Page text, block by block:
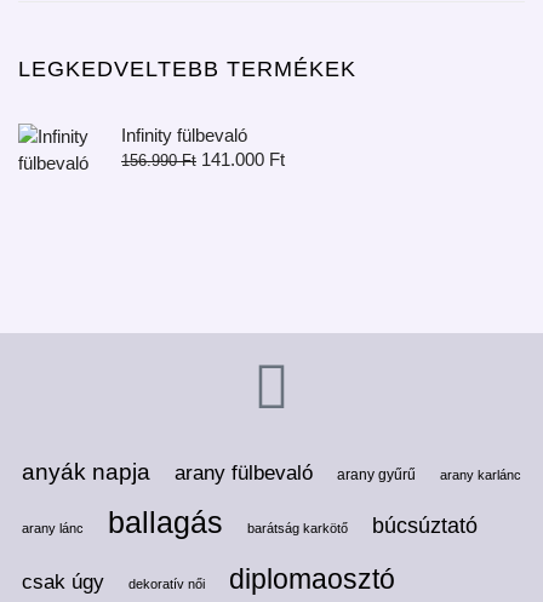
LEGKEDVELTEBB TERMÉKEK
Infinity fülbevaló
156.990Ft 141.000 Ft
anyák napja arany fülbevaló arany gyűrű arany karlánc
arany lánc ballagás barátság karkötő búcsúztató
csak úgy dekoratív női diplomaosztó